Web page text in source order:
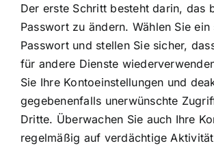
Der erste Schritt besteht darin, das
Passwort zu ändern. Wählen Sie ein
Passwort und stellen Sie sicher,
für andere Dienste
Sie Ihre Kontoeinstellungen und
gegebenenfalls unerwünschte
Dritte. Überwachen Sie auch Ihre
regelmäßig auf verdächtige